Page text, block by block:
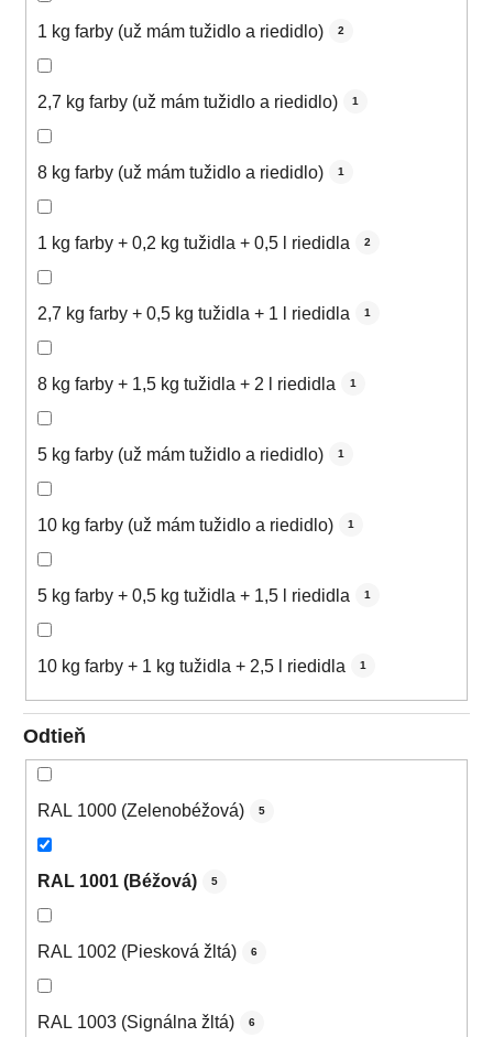
1 kg farby (už mám tužidlo a riedidlo) 2
2,7 kg farby (už mám tužidlo a riedidlo) 1
8 kg farby (už mám tužidlo a riedidlo) 1
1 kg farby + 0,2 kg tužidla + 0,5 l riedidla 2
2,7 kg farby + 0,5 kg tužidla + 1 l riedidla 1
8 kg farby + 1,5 kg tužidla + 2 l riedidla 1
5 kg farby (už mám tužidlo a riedidlo) 1
10 kg farby (už mám tužidlo a riedidlo) 1
5 kg farby + 0,5 kg tužidla + 1,5 l riedidla 1
10 kg farby + 1 kg tužidla + 2,5 l riedidla 1
Odtieň
RAL 1000 (Zelenobéžová) 5
RAL 1001 (Béžová) 5
RAL 1002 (Piesková žltá) 6
RAL 1003 (Signálna žltá) 6